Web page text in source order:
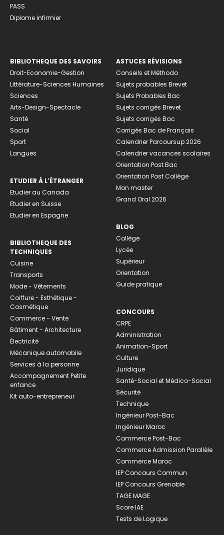
PASS
Diplome infirmier
BIBLIOTHEQUE DES SAVOIRS
Droit-Economie-Gestion
Littérature-Sciences Humaines
Sciences
Arts-Design-Spectacle
Santé
Social
Sport
Langues
ETUDIER À L’ÉTRANGER
Etudier au Canada
Etudier en Suisse
Etudier en Espagne
BIBLIOTHEQUE DES
TECHNIQUES
Cuisine
Transports
Mode - Vêtements
Coiffure - Esthétique -
Cosmétique
Commerce - Vente
Bâtiment - Architecture
Électricité
Mécanique automobile
Services à la personne
Accompagnement Petite
enfance
Kit auto-entrepreneur
ASTUCES RÉVISIONS
Conseils et Méthodo
Sujets probables Brevet
Sujets Probables Bac
Sujets corrigés Brevet
Sujets corrigés Bac
Corrigés Bac de Français
Calendrier Parcoursup 2026
Calendrier vacances scolaires
Orientation Post Bac
Orientation Post Collège
Mon master
Grand Oral 2026
BLOG
Collège
Lycée
Supérieur
Orientation
Guide pratique
CONCOURS
CRPE
Administration
Animation-Sport
Culture
Juridique
Santé-Social et Médico-Social
Sécurité
Technique
Ingénieur Post-Bac
Ingénieur Maroc
Commerce Post-Bac
Commerce Admission Parallèle
Commerce Maroc
IEP Concours Commun
IEP Concours Grenoble
TAGE MAGE
Score IAE
Tests de Logique